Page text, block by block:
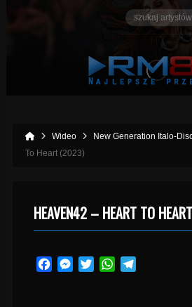
Wideo New Generation Italo-
To Heart (2023)
HEAVEN42 – HEART TO
FacebookMessenger
TwitterWhatsApp